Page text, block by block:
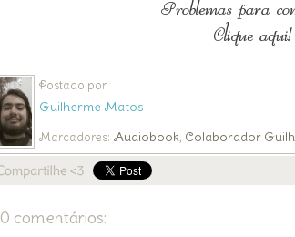
Postado por
Guilherme Matos
Marcadores: Audiobook, Colaborador
0 comentários: